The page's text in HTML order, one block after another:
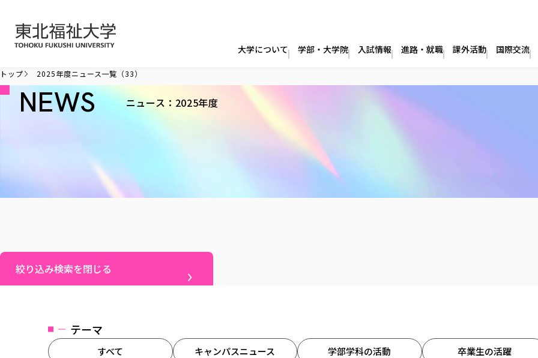
大学について 学部・大学院 入試情報 進路・就職 課外活動 国際交流
トップ 2025年度ニュース一覧（33）
NEWS ニュース：2025年度
絞り込み検索を閉じる
テーマ
すべて キャンパスニュース 学部学科の活動 卒業生の活躍